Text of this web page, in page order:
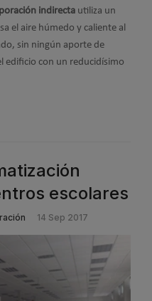
indirecta utiliza un
el aire húmedo y caliente al
sin ningún aporte de
edificio con un reducidísimo
escolares
14 Sep 2017